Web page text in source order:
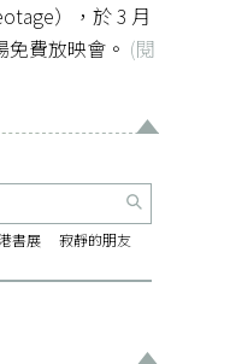
），於 3 月
費放映會。 (閱
書展 寂靜的朋友